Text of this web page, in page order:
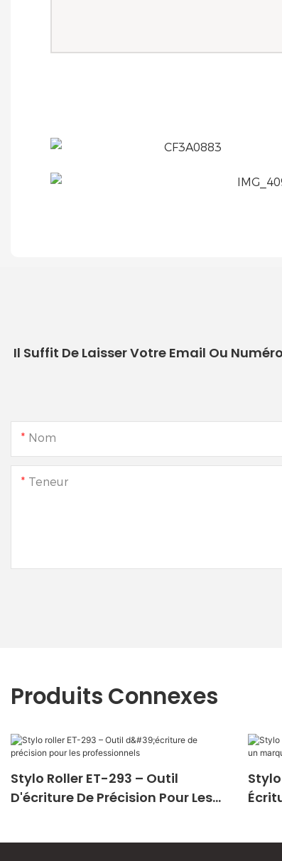
Il Suffit De Laisser Votre Email Ou
Nom
Teneur
Produits Connexes
Stylo Roller ET-293 – Outil
D'écriture De Précision Pour Les